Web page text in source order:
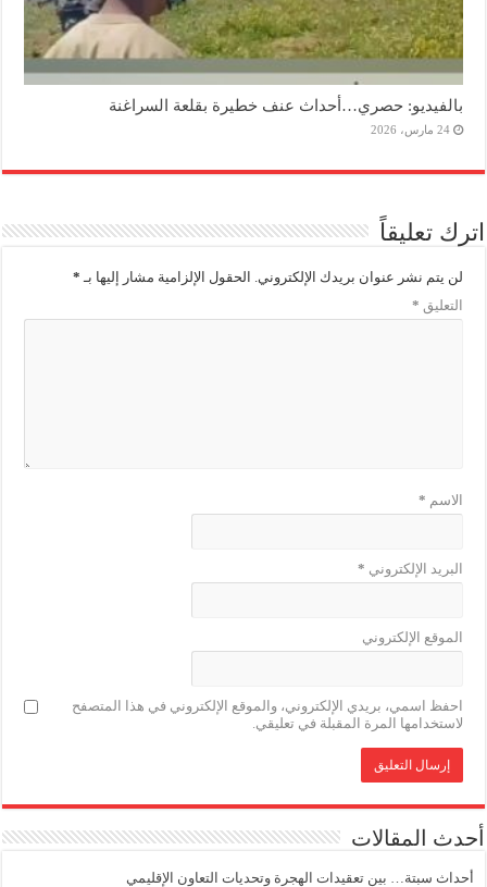
بالفيديو: حصري…أحداث عنف خطيرة بقلعة السراغنة
24 مارس، 2026
اترك تعليقاً
لن يتم نشر عنوان بريدك الإلكتروني. الحقول الإلزامية مشار إليها بـ *
التعليق *
الاسم *
البريد الإلكتروني *
الموقع الإلكتروني
احفظ اسمي، بريدي الإلكتروني، والموقع الإلكتروني في هذا المتصفح
لاستخدامها المرة المقبلة في تعليقي.
أحدث المقالات
أحداث سبتة… بين تعقيدات الهجرة وتحديات التعاون الإقليمي